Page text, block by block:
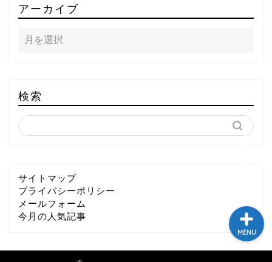
アーカイブ
検索
サイトマップ
プライバシーポリシー
メールフォーム
今月の人気記事
MENU
～DA PUMP YORIの晴れ
ばれラジオ～